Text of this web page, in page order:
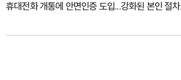
휴대전화 개통에 안면인증 도입...강화된 본인 절